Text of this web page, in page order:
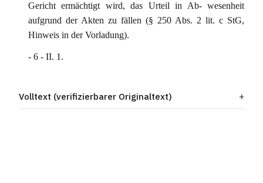
Gericht ermächtigt wird, das Urteil in Ab- wesenheit
aufgrund der Akten zu fällen (§ 250 Abs. 2 lit. c StG,
Hinweis in der Vorladung).
- 6 - II. 1.
Volltext (verifizierbarer Originaltext)